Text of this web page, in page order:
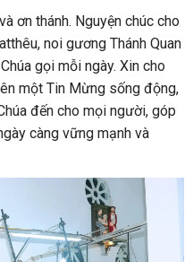
ơn thánh. Nguyện chúc cho
noi gương Thánh Quan
gọi mỗi ngày. Xin cho
một Tin Mừng sống động,
đến cho mọi người, góp
càng vững mạnh và